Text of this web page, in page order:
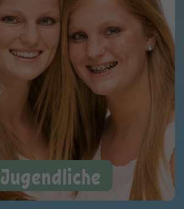
Jugendliche